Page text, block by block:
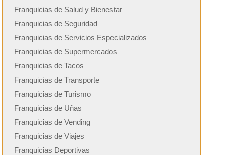
Franquicias de Salud y Bienestar
Franquicias de Seguridad
Franquicias de Servicios Especializados
Franquicias de Supermercados
Franquicias de Tacos
Franquicias de Transporte
Franquicias de Turismo
Franquicias de Uñas
Franquicias de Vending
Franquicias de Viajes
Franquicias Deportivas